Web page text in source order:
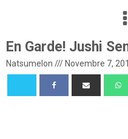
En Garde! Jushi
Natsumelon /// Novembre 7,